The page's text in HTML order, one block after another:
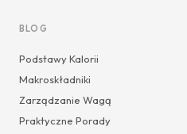
BLOG
Podstawy Kalorii
Makroskładniki
Zarządzanie Wagą
Praktyczne Porady